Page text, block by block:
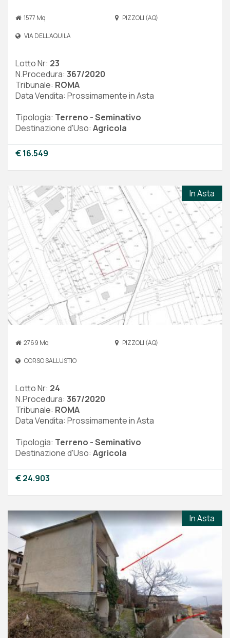
1577 Mq PIZZOLI (AQ)
VIA DELL'AQUILA
Lotto Nr: 23
N.Procedura: 367/2020
Tribunale: ROMA
Data Vendita: Prossimamente in Asta
Tipologia: Terreno - Seminativo
Destinazione d'Uso: Agricola
€ 16.549
In Asta
2769 Mq PIZZOLI (AQ)
CORSO SALLUSTIO
Lotto Nr: 24
N.Procedura: 367/2020
Tribunale: ROMA
Data Vendita: Prossimamente in Asta
Tipologia: Terreno - Seminativo
Destinazione d'Uso: Agricola
€ 24.903
In Asta